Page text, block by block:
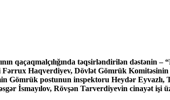
qaçaqmalçılığında təqsirləndirilən
Haqverdiyev, Dövlət Gömrük
Gömrük postunun inspektoru Heydər Eyvazlı,
İsmayılov, Rövşən Tarverdiyevin cinayət işi